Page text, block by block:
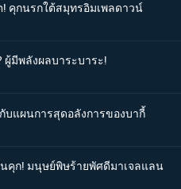
! คุกนรกใต้สมุทรอิมเพลดาวน์
ผู้มีพลังผลบาระบาระ!
บแผนการสุดอลังการของบากี้
คุก! มนุษย์พิษร้ายพัศดีมาเจลแลน